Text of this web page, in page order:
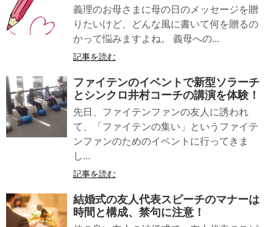
義理のお母さまに母の日のメッセージを贈
りたいけど、どんな風に書いて何を贈るの
かって悩みますよね。 義母への...
記事を読む
ファイテンのイベントで新型ソラーチ
とシンクロ井村コーチの講演を体験！
先日、ファイテンファンの友人に誘われ
て、「ファイテンの集い」というファイテ
ンファンのためのイベントに行ってきま
し...
記事を読む
結婚式の友人代表スピーチのマナーは
時間と構成、禁句に注意！